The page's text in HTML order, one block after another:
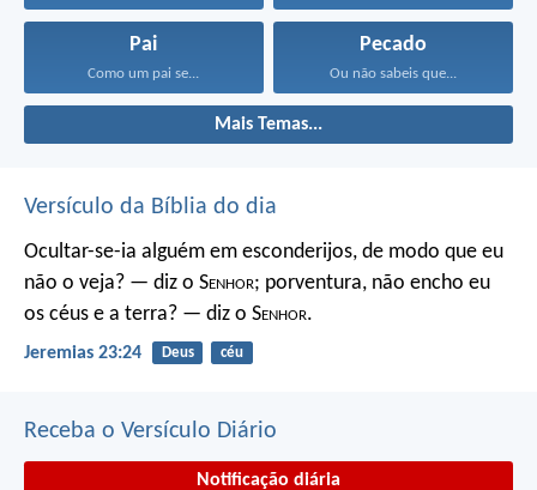
Pai
Como um pai se...
Pecado
Ou não sabeis que...
Mais Temas...
Versículo da Bíblia do dia
Ocultar-se-ia alguém em esconderijos, de modo que eu
não o veja? — diz o Senhor; porventura, não encho eu
os céus e a terra? — diz o Senhor.
Jeremias 23:24 Deus céu
Receba o Versículo Diário
Notificação diária